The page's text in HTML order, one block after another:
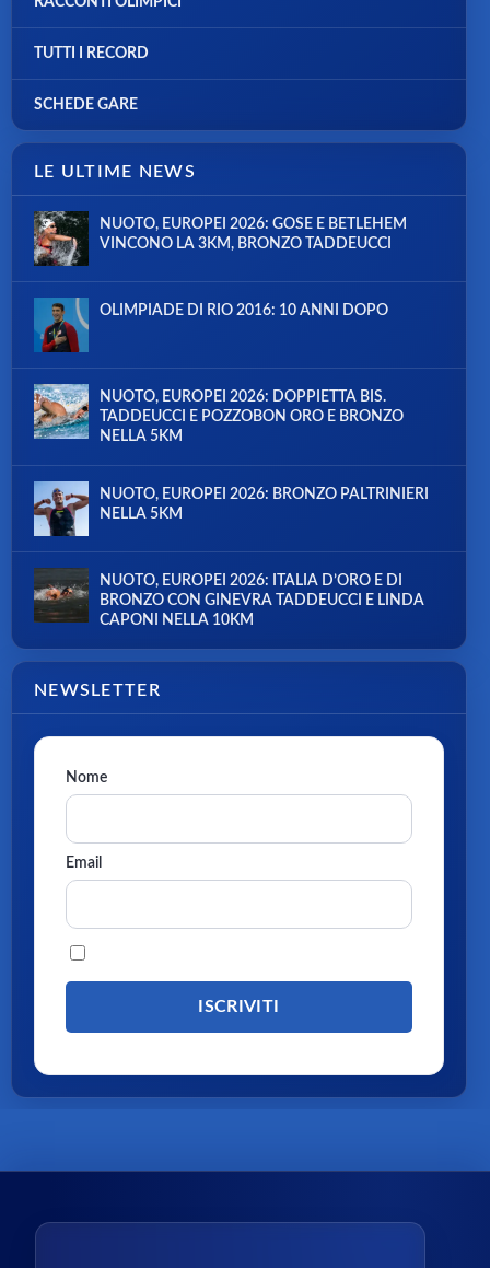
TUTTI I RECORD
SCHEDE GARE
LE ULTIME NEWS
NUOTO, EUROPEI 2026: GOSE E BETLEHEM
VINCONO LA 3KM, BRONZO TADDEUCCI
OLIMPIADE DI RIO 2016: 10 ANNI DOPO
NUOTO, EUROPEI 2026: DOPPIETTA BIS.
TADDEUCCI E POZZOBON ORO E BRONZO
NELLA 5KM
NUOTO, EUROPEI 2026: BRONZO PALTRINIERI
NELLA 5KM
NUOTO, EUROPEI 2026: ITALIA D’ORO E DI
BRONZO CON GINEVRA TADDEUCCI E LINDA
CAPONI NELLA 10KM
NEWSLETTER
Nome
Email